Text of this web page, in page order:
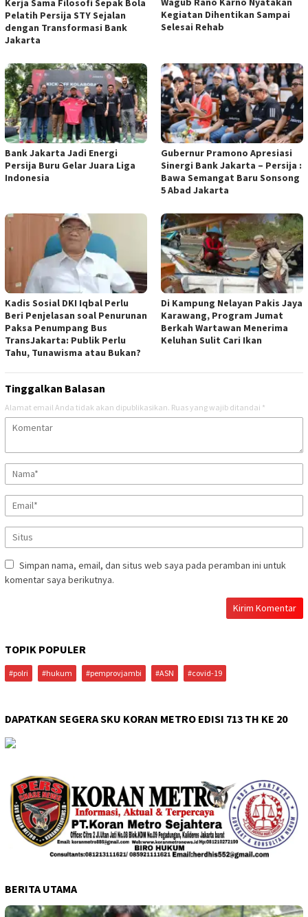
Kerja Sama Filosofi Sepak Bola
Pelatih Persija STY Sejalan
dengan Transformasi Bank
Jakarta
Kegiatan Dihentikan Sampai
Selesai Rehab
Bank Jakarta Jadi Energi
Persija Buru Gelar Juara Liga
Indonesia
Gubernur Pramono Apresiasi
Sinergi Bank Jakarta – Persija :
Bawa Semangat Baru Sonsong
5 Abad Jakarta
Kadis Sosial DKI Iqbal Perlu
Beri Penjelasan soal Penurunan
Paksa Penumpang Bus
TransJakarta: Publik Perlu
Tahu, Tunawisma atau Bukan?
Di Kampung Nelayan Pakis Jaya
Karawang, Program Jumat
Berkah Wartawan Menerima
Keluhan Sulit Cari Ikan
Tinggalkan Balasan
Alamat email Anda tidak akan dipublikasikan. Ruas yang wajib ditandai *
Simpan nama, email, dan situs web saya pada peramban ini untuk
komentar saya berikutnya.
TOPIK POPULER
#polri #hukum #pemprovjambi #ASN #covid-19
DAPATKAN SEGERA SKU KORAN METRO EDISI 713 TH KE 20
BERITA UTAMA